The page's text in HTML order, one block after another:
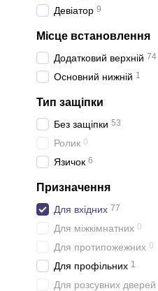
Девіатор 9
Місце встановлення
Додатковий верхній 74
Основний нижній 1
Тип защіпки
Без защіпки 53
Ролик 0
Язичок 6
Призначення
Для вхідних 77
Для міжкімнатних 0
Для протипожежних 0
Для профільних 1
Для розсувних дверей